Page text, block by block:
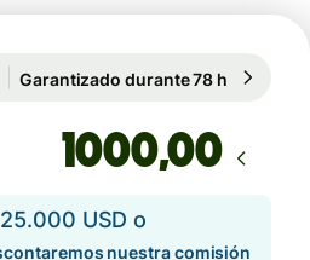
Garantizado durante 78 h
,00
USD o
nuestra comisión